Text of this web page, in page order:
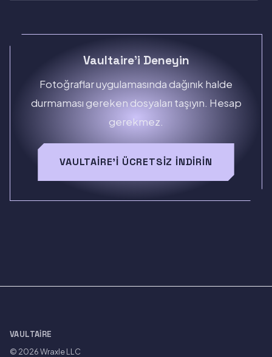
Vaultaire'i Deneyin
Fotoğraflar uygulamasında dağınık halde
durmaması gereken dosyaları taşıyın. Hesap
gerekmez.
VAULTAIRE'I ÜCRETSIZ İNDIRIN
VAULTAIRE
© 2026Wraxle LLC